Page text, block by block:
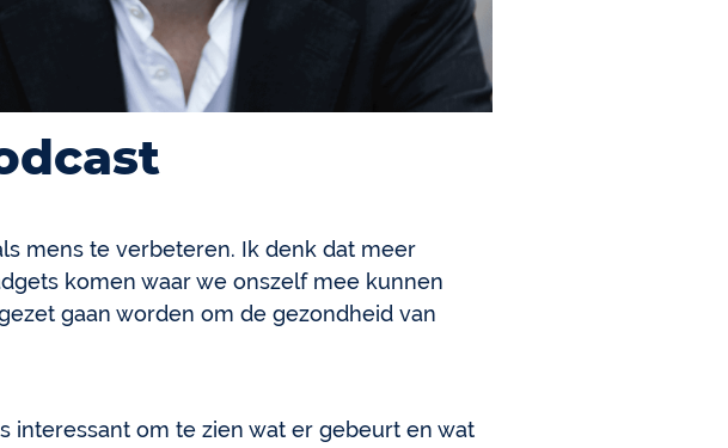
mens te verbeteren. Ik denk dat meer
komen waar we onszelf mee kunnen
gaan worden om de gezondheid van
interessant om te zien wat er gebeurt en wat